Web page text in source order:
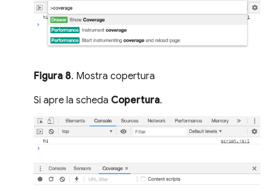
Figura 8. Mostra copertura
Si apre la scheda Copertura.